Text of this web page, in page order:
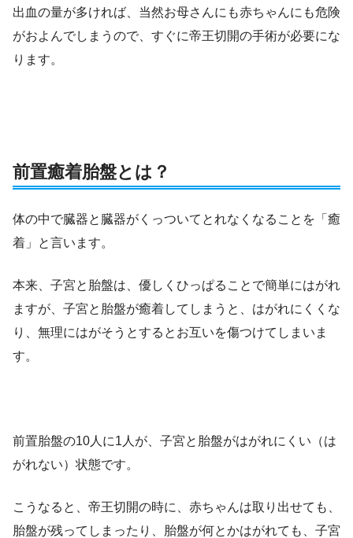
出血の量が多ければ、当然お母さんにも赤ちゃんにも危険
がおよんでしまうので、すぐに帝王切開の手術が必要にな
ります。
前置癒着胎盤とは？
体の中で臓器と臓器がくっついてとれなくなることを「癒
着」と言います。
本来、子宮と胎盤は、優しくひっぱることで簡単にはがれ
ますが、子宮と胎盤が癒着してしまうと、はがれにくくな
り、無理にはがそうとするとお互いを傷つけてしまいま
す。
前置胎盤の10人に1人が、子宮と胎盤がはがれにくい（は
がれない）状態です。
こうなると、帝王切開の時に、赤ちゃんは取り出せても、
胎盤が残ってしまったり、胎盤が何とかはがれても、子宮